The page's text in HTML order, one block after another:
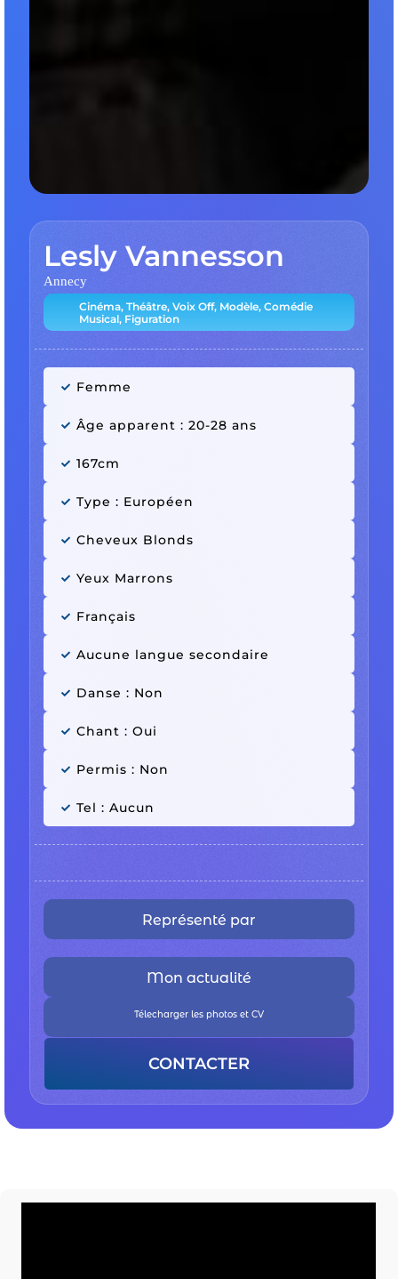
Lesly Vannesson
Annecy
Cinéma, Théâtre, Voix Off, Modèle, Comédie
Musical, Figuration
Femme
Âge apparent : 20-28 ans
167cm
Type : Européen
Cheveux Blonds
Yeux Marrons
Français
Aucune langue secondaire
Danse : Non
Chant : Oui
Permis : Non
Tel : Aucun
Représenté par
Mon actualité
Télecharger les photos et CV
CONTACTER